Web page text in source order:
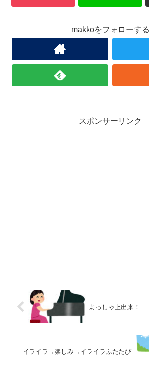
makkoをフォローする
スポンサーリンク
よっしゃ上出来！
イライラ→楽しみ→イライラふたたび